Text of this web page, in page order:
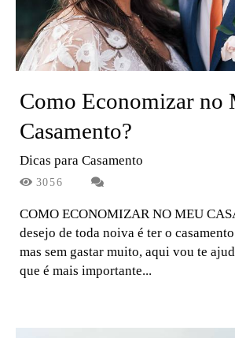
Como Economizar no
Casamento?
Dicas para Casamento
3056
COMO ECONOMIZAR NO MEU
desejo de toda noiva é ter o
mas sem gastar muito, aqui vou te
que é mais importante...